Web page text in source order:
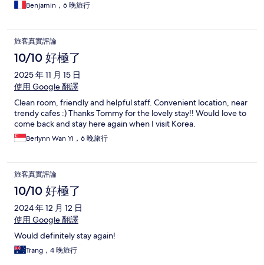
Benjamin，6 晚旅行
旅客真實評論
10/10 好極了
2025 年 11 月 15 日
使用 Google 翻譯
Clean room, friendly and helpful staff. Convenient location, near
trendy cafes :) Thanks Tommy for the lovely stay!! Would love to
come back and stay here again when I visit Korea.
Berlynn Wan Yi，6 晚旅行
旅客真實評論
10/10 好極了
2024 年 12 月 12 日
使用 Google 翻譯
Would definitely stay again!
Trang，4 晚旅行